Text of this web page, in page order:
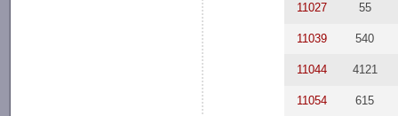
11027 55
11039 540
11044 4121
11054 615